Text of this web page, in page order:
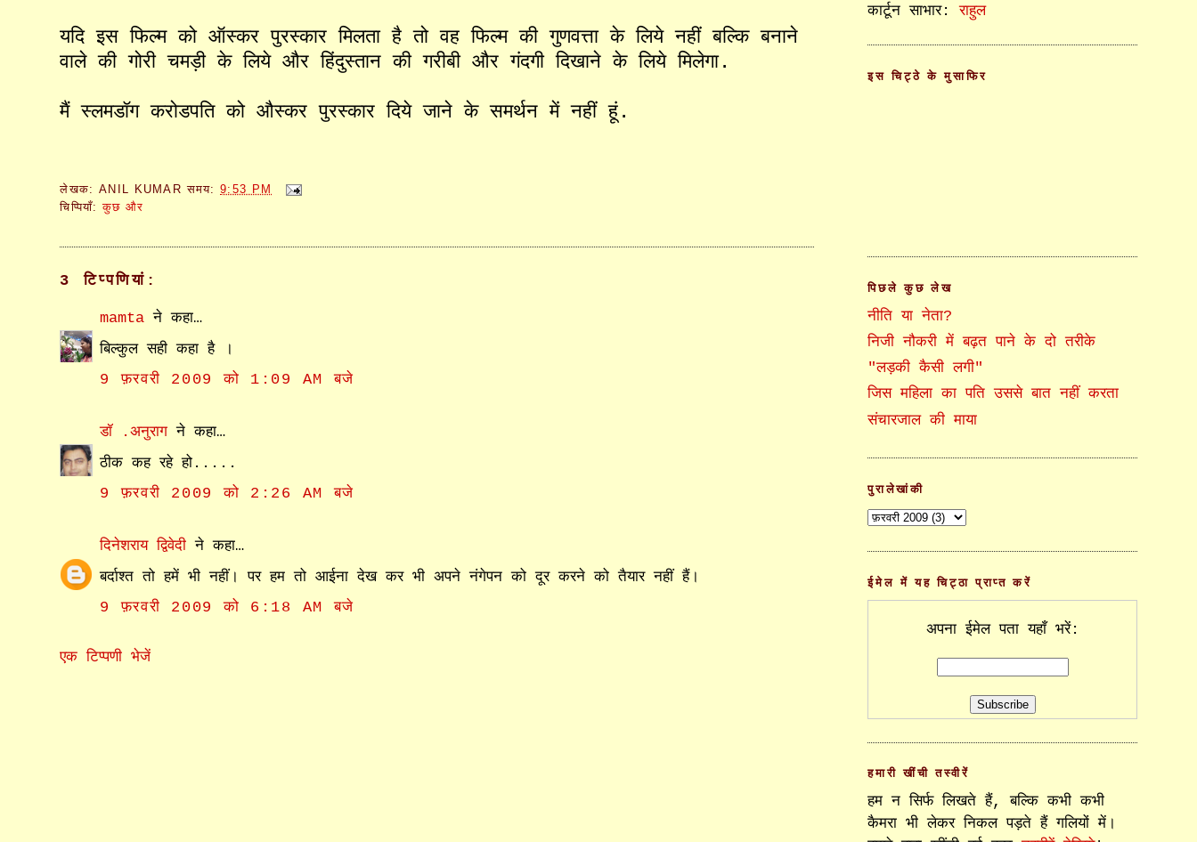
यदि इस फिल्म को ऑस्कर पुरस्कार मिलता है तो वह फिल्म की गुणवत्ता के लिये नहीं बल्कि बनाने
वाले की गोरी चमड़ी केलिये और हिंदुस्तान की गरीबी और गंदगी दिखाने के लिये मिलेगा.
मैं स्लमडॉग करोडपतिको औस्कर पुरस्कार दिये जाने के समर्थन में नहीं हूं .
लेखक: ANIL KUMAR समय:9:53 PM
चिप्पियाँ:कुछ और
3 टिप्‍पणियां:
mamta ने कहा…
बिल्कुल सही कहा है ।
9 फ़रवरी 2009 को 1:09 AM बजे
डॉ .अनुराग ने कहा…
ठीक कह रहे हो.....
9 फ़रवरी 2009 को 2:26 AM बजे
दिनेशराय द्विवेदी ने कहा…
बर्दाश्त तो हमें भी नहीं। पर हम तो आईना देख कर भी अपने नंगेपन को दूर करने को तैयार नहीं हैं।
9 फ़रवरी 2009 को 6:18 AM बजे
एक टिप्पणी भेजें
कार्टून साभार:राहुल
इस चिट्ठे के मुसाफिर
पिछले कुछ लेख
नीति या नेता?
निजी नौकरी में बढ़त पाने के दो तरीके
"लड़की कैसी लगी"
जिस महिला का पति उससे बात नहीं करता
संचारजाल की माया
पुरालेखांकी
ईमेल में यह चिट्ठा प्राप्त करें
अपना ईमेल पता यहाँ भरें:
हमारी खींची तस्वीरें
हम न सिर्फ लिखते हैं, बल्कि कभी कभी
कैमरा भी लेकर निकल पड़ते हैं गलियों में।